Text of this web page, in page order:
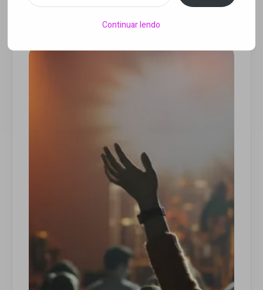
Por Andrezza Barros • 01 jul 2020
Continuar lendo